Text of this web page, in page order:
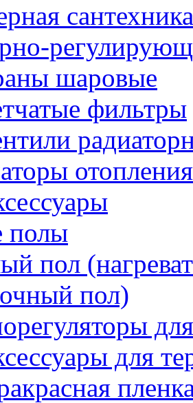
сантехника
шаровые
фильтры
отопления
полы
пол
пол)
для